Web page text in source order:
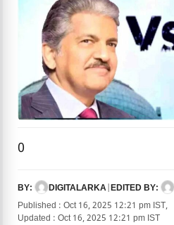
0
BY: DIGITALARKA EDITED BY:
Published : Oct 16, 2025 12:21 pm IST,
Updated : Oct 16, 2025 12:21 pm IST